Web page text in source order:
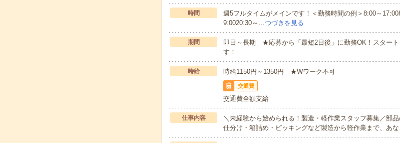
時間
週5フルタイムがメインです！＜勤務時間の例＞8:00～
9:0020:30～…つづきを見る
期間
即日～長期 ★応募から「最短2日後」に勤務OK！スター
す！
時給 時給1150円～1350円 ★Wワーク不可
交通費
交通費全額支給
仕事内容
＼未経験から始められる！製造・軽作業スタッフ募集／部
仕分け・箱詰め・ピッキングなど製造から軽作業まで、あ